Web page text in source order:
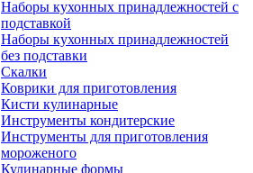
Наборы кухонных принадлежностей с
подставкой
Наборы кухонных принадлежностей
без подставки
Скалки
Коврики для приготовления
Кисти кулинарные
Инструменты кондитерские
Инструменты для приготовления
мороженого
Кулинарные формы